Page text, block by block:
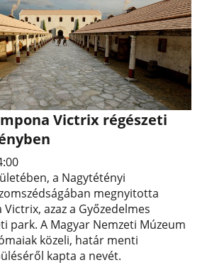
Victrix régészeti
a Nagytétényi
megnyitotta
azaz a Győzedelmes
park. A Magyar Nemzeti Múzeum
közeli, határ menti
kapta a nevét.